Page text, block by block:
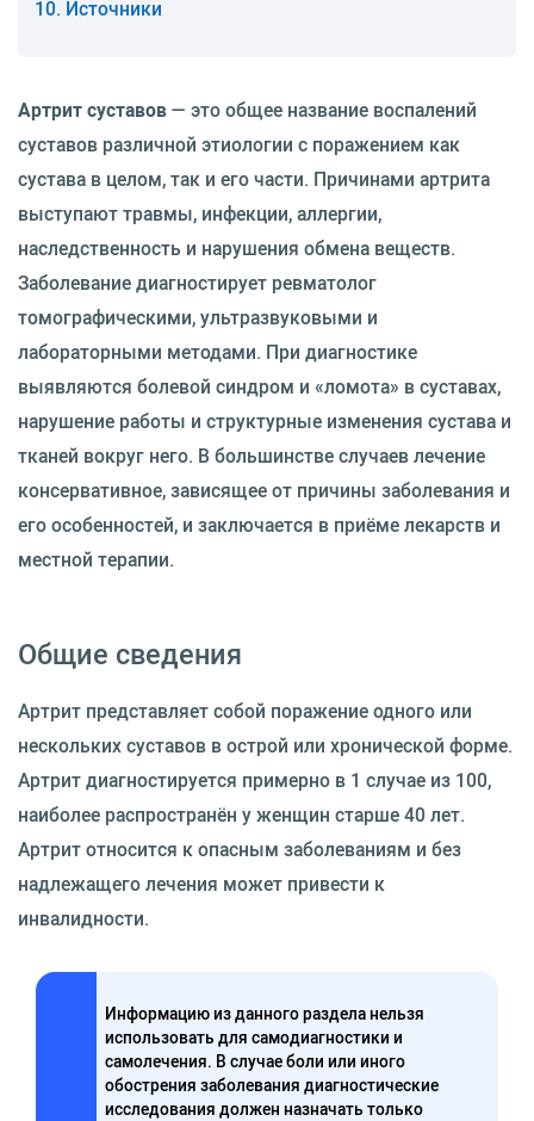
Источники
Артрит суставов— это общее название воспалений
суставов различной этиологии с поражением как
сустава в целом, так и его части. Причинами артрита
выступают травмы, инфекции, аллергии,
наследственность и нарушения обмена веществ.
Заболевание диагностирует ревматолог
томографическими, ультразвуковыми и
лабораторными методами. При диагностике
выявляются болевой синдром и «ломота» в суставах,
нарушение работы и структурные изменения сустава и
тканей вокруг него. В большинстве случаев лечение
консервативное, зависящее от причины заболевания и
его особенностей, и заключается в приёме лекарств и
местной терапии.
Общие сведения
Артрит представляет собой поражение одного или
нескольких суставов в острой или хронической форме.
Артрит диагностируется примерно в 1 случае из 100,
наиболее распространён у женщин старше 40 лет.
Артрит относится к опасным заболеваниям и без
надлежащего лечения может привести к
инвалидности.
Информацию из данного раздела нельзя
использовать для самодиагностики и
самолечения. В случае боли или иного
обострения заболевания диагностические
исследования должен назначать только